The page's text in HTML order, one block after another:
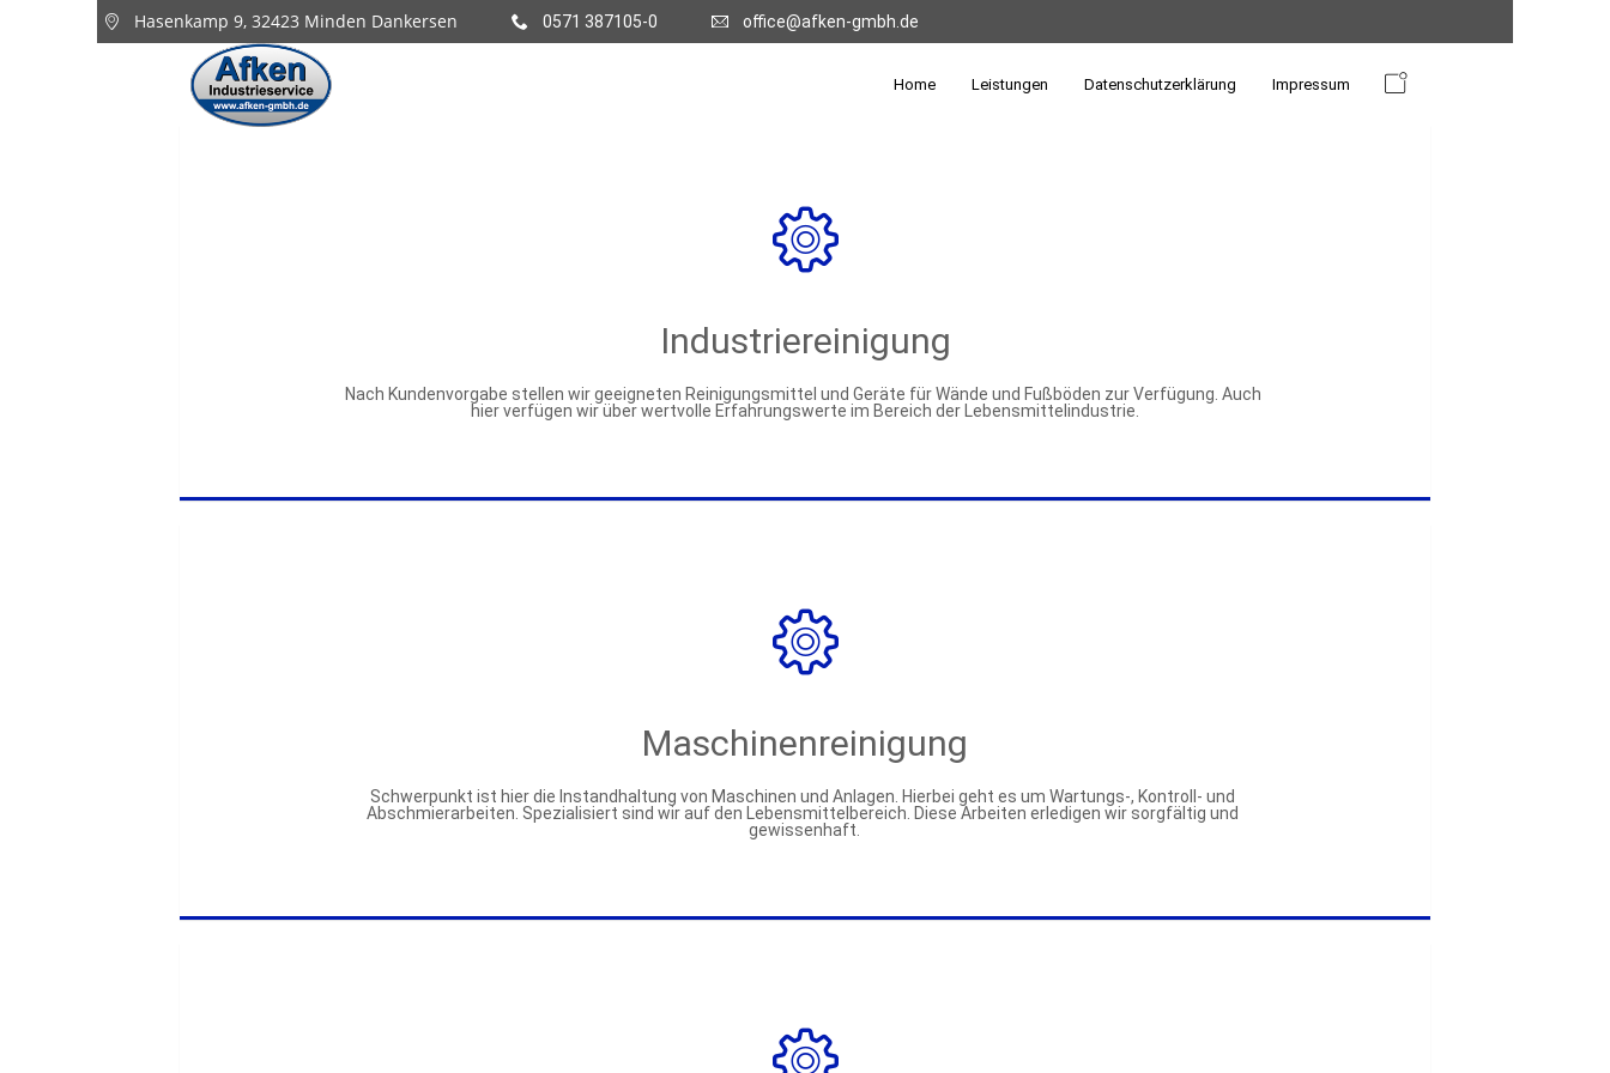
Hasenkamp 9, 32423 Minden Dankersen 0571 387105-0 office@afken-gmbh.de
Home Leistungen Datenschutzerklärung Impressum
Industriereinigung
Nach Kundenvorgabe stellen wir geeigneten Reinigungsmittel und Geräte für Wände und Fußböden zur Verfügung. Auch
hier verfügen wir über wertvolle Erfahrungswerte im Bereich der Lebensmittelindustrie.
Maschinenreinigung
Schwerpunkt ist hier die Instandhaltung von Maschinen und Anlagen. Hierbei geht es um Wartungs-, Kontroll- und
Abschmierarbeiten. Spezialisiert sind wir auf den Lebensmittelbereich. Diese Arbeiten erledigen wir sorgfältig und
gewissenhaft.